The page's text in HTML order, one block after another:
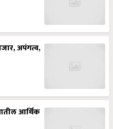
अपंगत्व,
आर्थिक